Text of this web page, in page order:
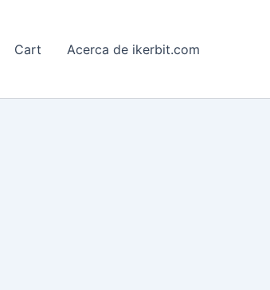
Cart Acerca de ikerbit.com